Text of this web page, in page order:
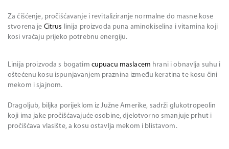
Za čišćenje, pročišćavanje i revitaliziranje normalne do masne kose
stvorena je Citrus linija proizvoda puna aminokiselina i vitamina koji
kosi vraćaju prijeko potrebnu energiju.
Linija proizvoda s bogatim cupuacu maslacem hrani i obnavlja suhu i
oštećenu kosu ispunjavanjem praznina između keratina te kosu čini
mekom i sjajnom.
Dragoljub, biljka porijeklom iz Južne Amerike, sadrži glukotropeolin
koji ima jake pročišćavajuće osobine, djelotvorno smanjuje prhut i
pročišćava vlasište, a kosu ostavlja mekom i blistavom.